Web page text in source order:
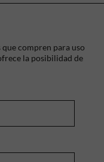
compren para uso
la posibilidad de